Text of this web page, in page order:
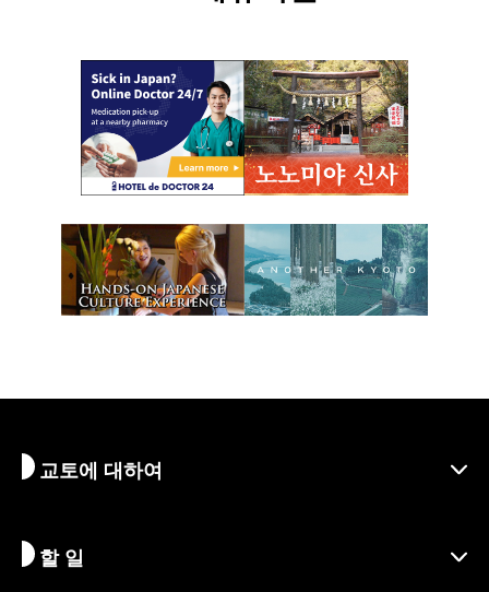
교토에 대하여
교토 알아보기
할 일